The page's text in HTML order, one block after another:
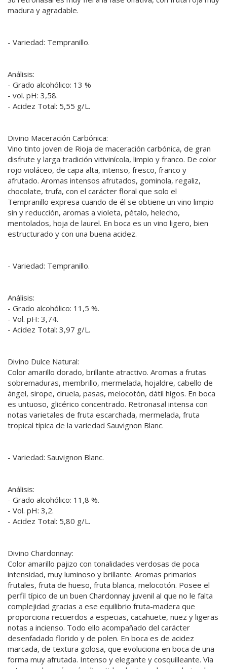
madura y agradable.
- Variedad: Tempranillo.
Análisis:
- Grado alcohólico: 13 %
- vol. pH: 3,58.
- Acidez Total: 5,55 g/L.
Divino Maceración Carbónica:
Vino tinto joven de Rioja de maceración carbónica, de gran
disfrute y larga tradición vitivinícola, limpio y franco. De color
rojo violáceo, de capa alta, intenso, fresco, franco y
afrutado. Aromas intensos afrutados, gominola, regaliz,
chocolate, trufa, con el carácter floral que solo el
Tempranillo expresa cuando de él se obtiene un vino limpio
sin y reducción, aromas a violeta, pétalo, helecho,
mentolados, hoja de laurel. En boca es un vino ligero, bien
estructurado y con una buena acidez.
- Variedad: Tempranillo.
Análisis:
- Grado alcohólico: 11,5 %.
- Vol. pH: 3,74.
- Acidez Total: 3,97 g/L.
Divino Dulce Natural:
Color amarillo dorado, brillante atractivo. Aromas a frutas
sobremaduras, membrillo, mermelada, hojaldre, cabello de
ángel, sirope, ciruela, pasas, melocotón, dátil higos. En boca
es untuoso, glicérico concentrado. Retronasal intensa con
notas varietales de fruta escarchada, mermelada, fruta
tropical típica de la variedad Sauvignon Blanc.
- Variedad: Sauvignon Blanc.
Análisis:
- Grado alcohólico: 11,8 %.
- Vol. pH: 3,2.
- Acidez Total: 5,80 g/L.
Divino Chardonnay:
Color amarillo pajizo con tonalidades verdosas de poca
intensidad, muy luminoso y brillante. Aromas primarios
frutales, fruta de hueso, fruta blanca, melocotón. Posee el
perfil típico de un buen Chardonnay juvenil al que no le falta
complejidad gracias a ese equilibrio fruta-madera que
proporciona recuerdos a especias, cacahuete, nuez y ligeras
notas a incienso. Todo ello acompañado del carácter
desenfadado florido y de polen. En boca es de acidez
marcada, de textura golosa, que evoluciona en boca de una
forma muy afrutada. Intenso y elegante y cosquilleante. Vía